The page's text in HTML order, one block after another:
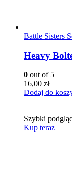
Battle Sisters
Heavy
0 out of 5
16,00 zł
Dodaj do
Szybki podgląd
Kup teraz